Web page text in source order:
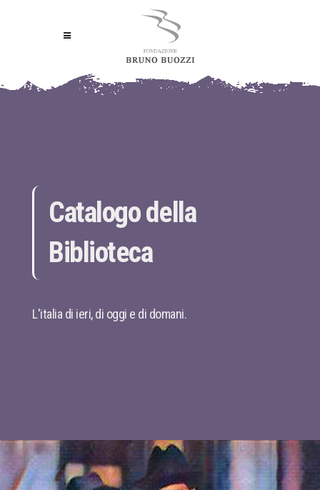
Catalogo della
Biblioteca
L'italia di ieri, di oggi e di domani.